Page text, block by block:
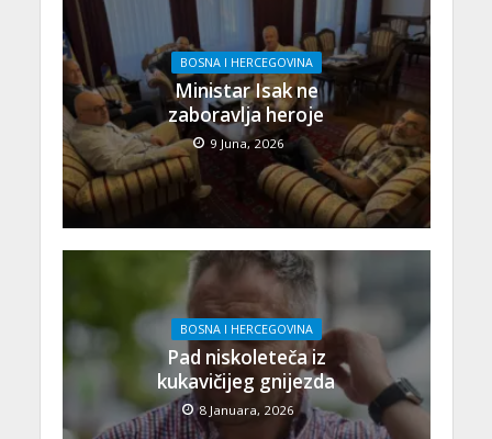
BOSNA I HERCEGOVINA
Ministar Isak ne
zaboravlja heroje
9 Juna, 2026
BOSNA I HERCEGOVINA
Pad niskoleteča iz
kukavičijeg gnijezda
8 Januara, 2026